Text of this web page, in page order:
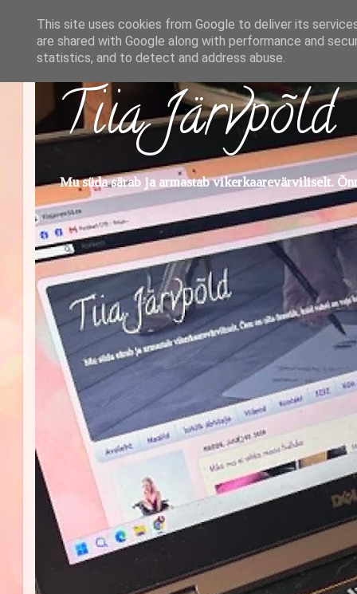
Tiia Järvpõld
Mu süda särab ja armastab vikerkaarevärviliselt.
This site uses cookies from Google to deliver its
are shared with Google along with performance and
statistics, and to detect and address abuse.